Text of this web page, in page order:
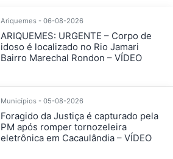
Ariquemes - 06-08-2026
ARIQUEMES: URGENTE – Corpo de
idoso é localizado no Rio Jamari
Bairro Marechal Rondon – VÍDEO
Municípios - 05-08-2026
Foragido da Justiça é capturado pela
PM após romper tornozeleira
eletrônica em Cacaulândia – VÍDEO